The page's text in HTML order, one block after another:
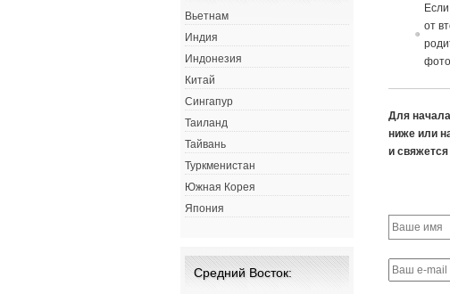
отв
фото
Для
ниже или
и
Вьетнам
Индия
Индонезия
Китай
Сингапур
Таиланд
Тайвань
Туркменистан
Южная Корея
Япония
Средний Восток: